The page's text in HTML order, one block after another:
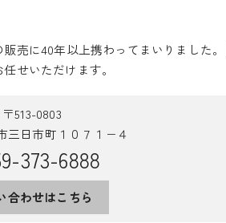
売に40年以上携わってまいりました
せいただけます。
〒513-0803
三日市町１０７１−４
373-6888
合わせはこちら